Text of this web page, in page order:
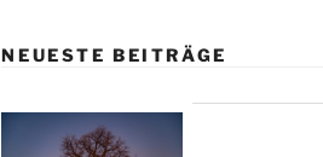
NEUESTE BEITRÄGE